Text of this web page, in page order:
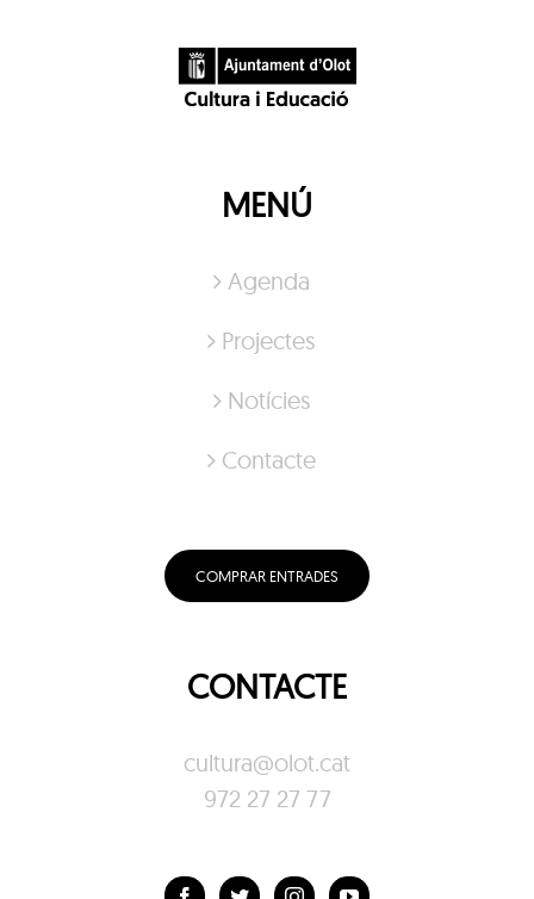
MENÚ
Agenda
Projectes
Notícies
Contacte
COMPRAR ENTRADES
CONTACTE
cultura@olot.cat
972 27 27 77